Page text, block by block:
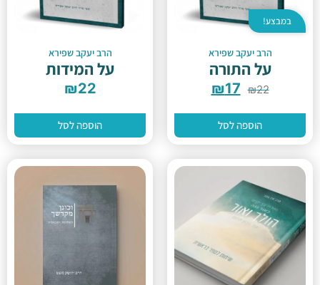
במבצע!
הרב יעקב שפירא
על התורה
₪22
₪17
הוספה לסל
הרב יעקב שפירא
על המידות
₪22
הוספה לסל